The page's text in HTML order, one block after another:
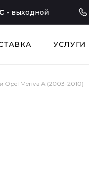
- выходной
УСЛУГИ
Opel Meriva A (2003-2010)